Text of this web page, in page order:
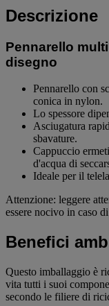
Descrizione
Pennarello
disegno
Pennarello con
conica in nylon.
Lo spessore
Asciugatura
sbavature.
Cappuccio
d'acqua di
Ideale per il
Attenzione: leggere
essere nocivo in caso
Benefici
Questo imballaggio è
vita tutti i suoi
secondo le filiere di